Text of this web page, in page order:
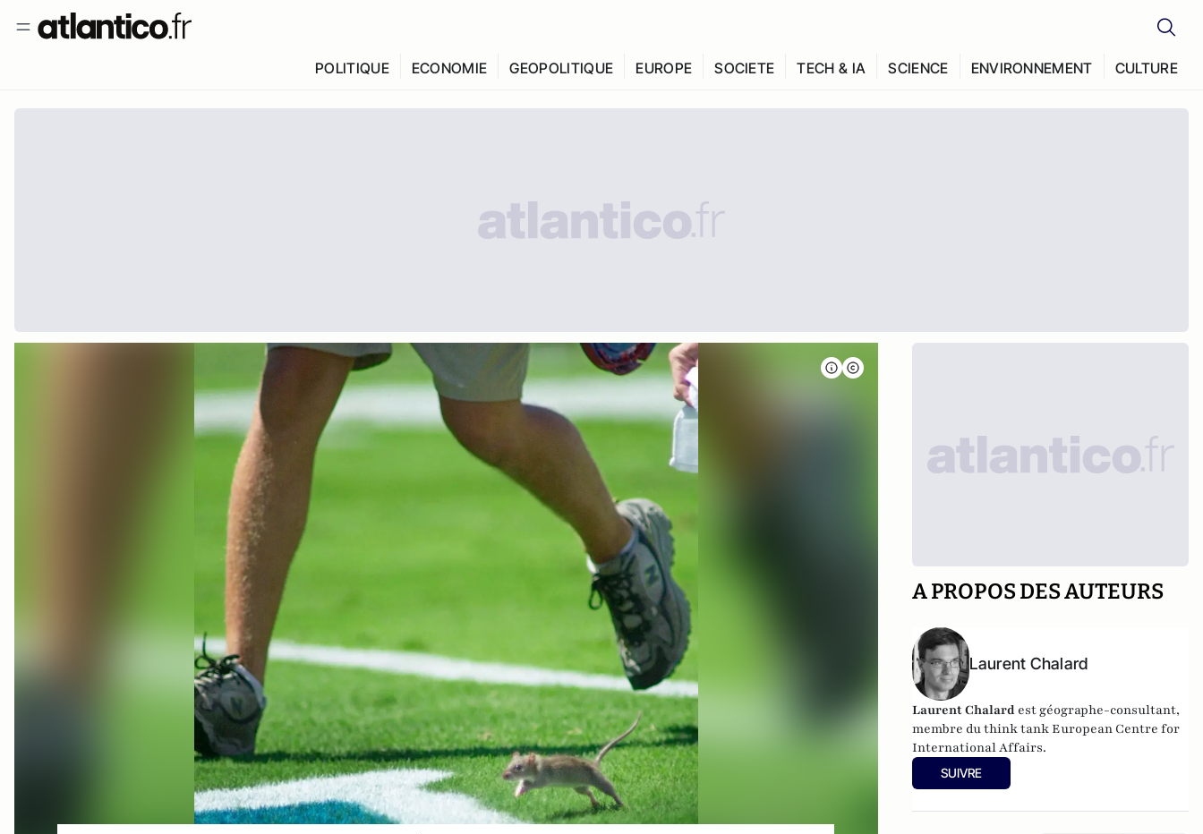
POLITIQUE ECONOMIE GEOPOLITIQUE EUROPE SOCIETE TECH & IA SCIENCE ENVIRONNEMENT CULTURE
A PROPOS DES AUTEURS
Laurent Chalard
Laurent Chalard est géographe-consultant,
membre du think tankEuropean Centre for
International Affairs.
SUIVRE